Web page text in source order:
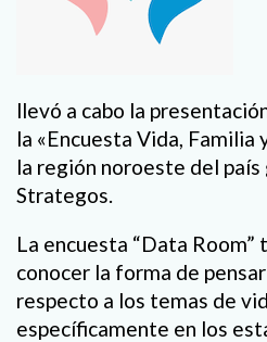
llevó a cabo la
la «Encuesta Vida, Familia
la región noroeste del país
Strategos.
La encuesta “Data
conocer la forma de
respecto a los temas de
específicamente en los